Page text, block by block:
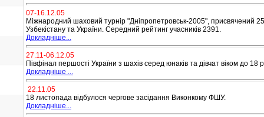
07-16.12.05
Міжнародний шаховий турнір "Дніпропетровськ-2005", присвячений
Узбекістану та України. Середний рейтинг учасників 2391.
Докладніше...
27.11-06.12.05
Півфінал першості України з шахів серед юнаків та дівчат віком до
Докладніше ...
22.11.05
18 листопада відбулося чергове засідання Виконкому ФШУ.
Докладніше...